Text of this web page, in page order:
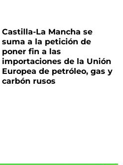
Castilla-La Mancha se
suma a la petición de
poner fin a las
importaciones de la Unión
Europea de petróleo, gas y
carbón rusos